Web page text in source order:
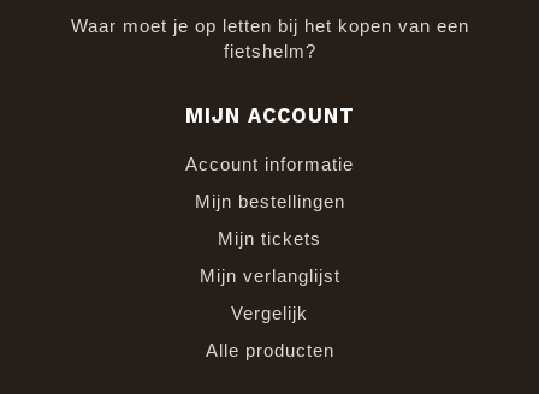
Waar moet je op letten bij het kopen van een
fietshelm?
MIJN ACCOUNT
Account informatie
Mijn bestellingen
Mijn tickets
Mijn verlanglijst
Vergelijk
Alle producten